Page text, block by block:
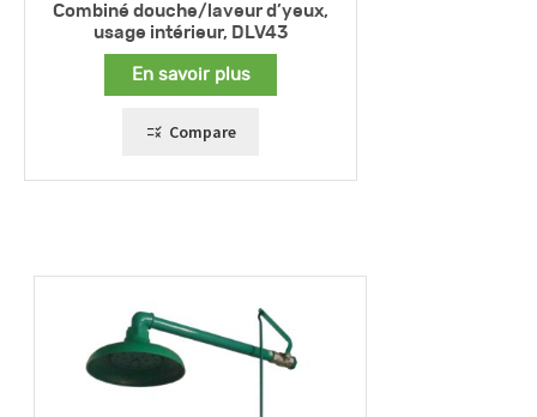
Combiné douche/laveur d’yeux,
usage intérieur, DLV43
En savoir plus
Compare